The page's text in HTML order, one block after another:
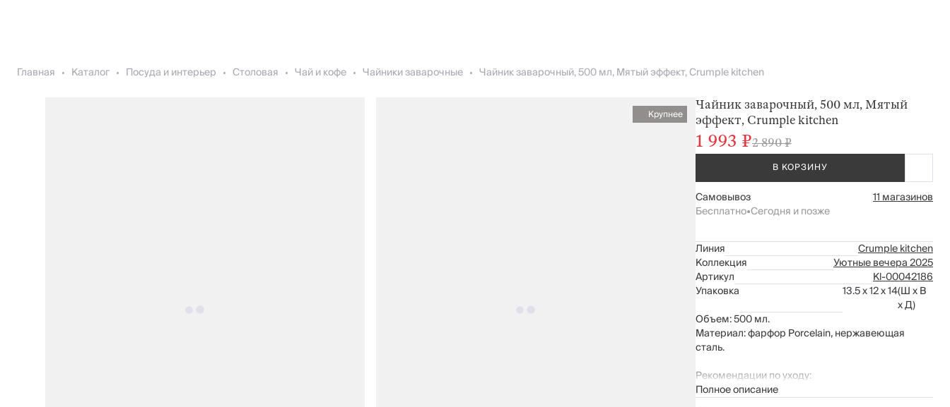
Главная Каталог Посуда и интерьер Столовая Чай и кофе Чайники заварочные Чайник заварочный, 500 мл, Мятый эффект, Crumple kitchen
Крупнее
Чайник заварочный, 500 мл, Мятый
эффект, Crumple kitchen
1 993 ₽2 890 ₽
В КОРЗИНУ
Самовывоз
11 магазинов
Бесплатно•Сегодня и позже
Линия
Crumple kitchen
Коллекция
Уютные вечера 2025
Артикул
Kl-00042186
Упаковка
13.5 x 12 x 14(Ш x В
x Д)
Объем: 500 мл.
Материал: фарфор Porcelain, нержавеющая
сталь.
Рекомендации по уходу:
мыть вручную с применением мягких
Полное описание